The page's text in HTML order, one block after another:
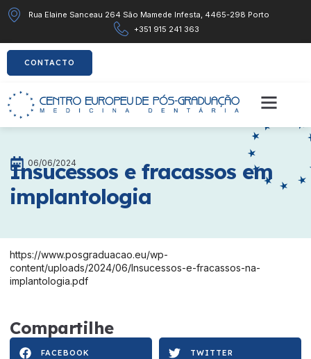
Rua Elaine Sanceau 264 São Mamede Infesta, 4465-298 Porto
+351 915 241 363
CONTACTO
06/06/2024
Insucessos e fracassos em
implantologia
https://www.posgraduacao.eu/wp-
content/uploads/2024/06/Insucessos-e-fracassos-na-
implantologia.pdf
Compartilhe
FACEBOOK TWITTER